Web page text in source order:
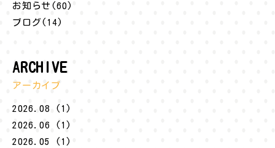
お知らせ(60)
ブログ(14)
ARCHIVE
アーカイブ
2026.08 (1)
2026.06 (1)
2026.05 (1)